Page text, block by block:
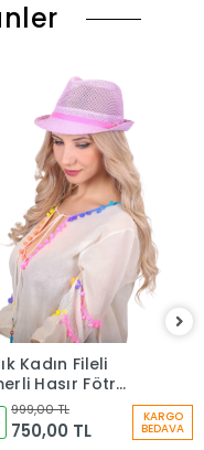
Kadın Fileli
Hasır Fötr
6223
999,00 TL
750,00 TL
KARGO
BEDAVA